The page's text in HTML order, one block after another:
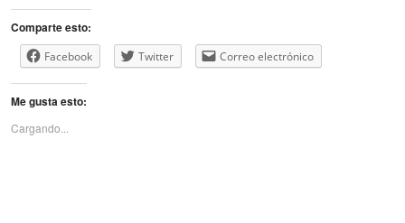
Comparte esto:
Facebook Twitter Correo electrónico
Me gusta esto:
Cargando...